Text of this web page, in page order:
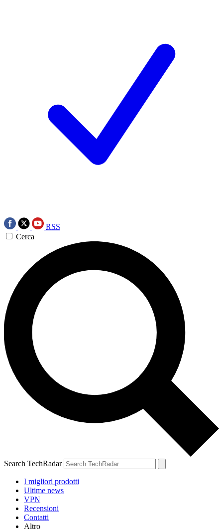
RSS
Cerca
Search TechRadar
I migliori prodotti
Ultime news
VPN
Recensioni
Contatti
Altro